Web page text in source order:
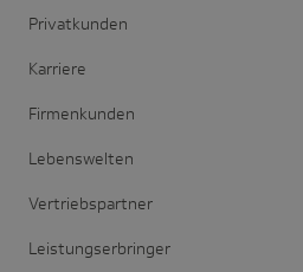
Privatkunden
Karriere
Firmenkunden
Lebenswelten
Vertriebspartner
Leistungserbringer